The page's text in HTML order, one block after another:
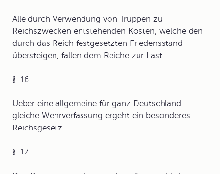
Alle durch Verwendung von Truppen zu
Reichszwecken entstehenden Kosten, welche den
durch das Reich festgesetzten Friedensstand
übersteigen, fallen dem Reiche zur Last.
§. 16.
Ueber eine allgemeine für ganz Deutschland
gleiche Wehrverfassung ergeht ein besonderes
Reichsgesetz.
§. 17.